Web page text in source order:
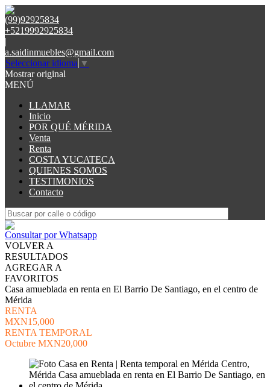
(99)92925834
+5219992925834
|
a.saidinmuebles@gmail.com
Seleccionar idioma ▼
Mostrar original
MENÚ
LLAMAR
Inicio
POR QUÉ MÉRIDA
Venta
Renta
COSTA YUCATECA
QUIENES SOMOS
TESTIMONIOS
Contacto
Consultar por Whatsapp
VOLVER A
RESULTADOS
AGREGAR A
FAVORITOS
Casa amueblada en renta en El Barrio De Santiago, en el centro de
Mérida
RENTA
MXN15,000
RENTA TEMPORAL
Octubre MXN20,000